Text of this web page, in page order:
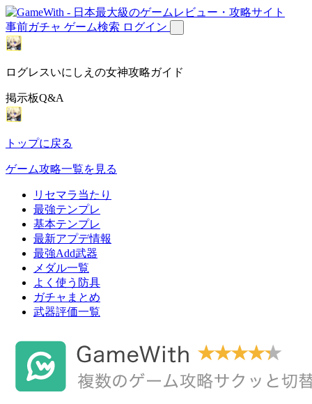
事前ガチャ ゲーム検索 ログイン
ログレスいにしえの女神攻略ガイド
掲示板Q&A
トップに戻る
ゲーム攻略一覧を見る
リセマラ当たり
最強テンプレ
基本テンプレ
最新アプデ情報
最強Add武器
メダル一覧
よく使う防具
ガチャまとめ
武器評価一覧